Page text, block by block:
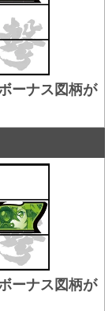
ーナス図柄が
ーナス図柄が